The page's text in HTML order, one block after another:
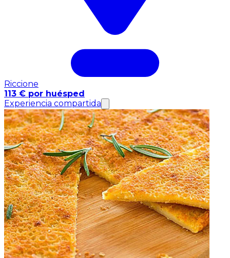
Riccione
113 € por huésped
Experiencia compartida